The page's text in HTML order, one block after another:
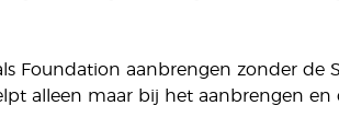
Foundation aanbrengen zonder de
alleen maar bij het aanbrengen en